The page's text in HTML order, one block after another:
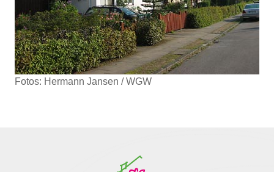
Fotos: Hermann Jansen / WGW